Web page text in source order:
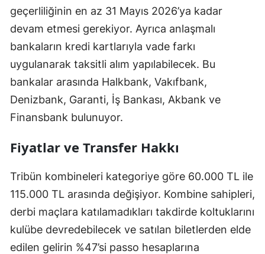
geçerliliğinin en az 31 Mayıs 2026’ya kadar
devam etmesi gerekiyor. Ayrıca anlaşmalı
bankaların kredi kartlarıyla vade farkı
uygulanarak taksitli alım yapılabilecek. Bu
bankalar arasında Halkbank, Vakıfbank,
Denizbank, Garanti, İş Bankası, Akbank ve
Finansbank bulunuyor.
Fiyatlar ve Transfer Hakkı
Tribün kombineleri kategoriye göre 60.000 TL ile
115.000 TL arasında değişiyor. Kombine sahipleri,
derbi maçlara katılamadıkları takdirde koltuklarını
kulübe devredebilecek ve satılan biletlerden elde
edilen gelirin %47’si passo hesaplarına